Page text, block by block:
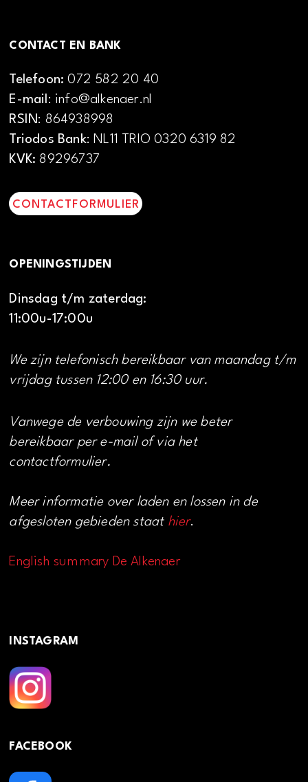
CONTACT EN BANK
Telefoon:072 582 20 40
E-mail: info@alkenaer.nl
RSIN: 864938998
Triodos Bank: NL11 TRIO 0320 6319 82
KVK: 89296737
CONTACTFORMULIER
OPENINGSTIJDEN
Dinsdag t/m zaterdag:
11:00u-17:00u
We zijn telefonisch bereikbaar van maandag t/m
vrijdag tussen 12:00 en 16:30 uur.
Vanwege de verbouwing zijn we beter
bereikbaar per e-mail of via het
contactformulier.
Meer informatie over laden en lossen in de
afgesloten gebieden staat hier.
English summary De Alkenaer
INSTAGRAM
FACEBOOK